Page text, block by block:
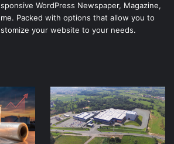
WordPress Newspaper, Magazine,
Packed with options that allow you to
your website to your needs.